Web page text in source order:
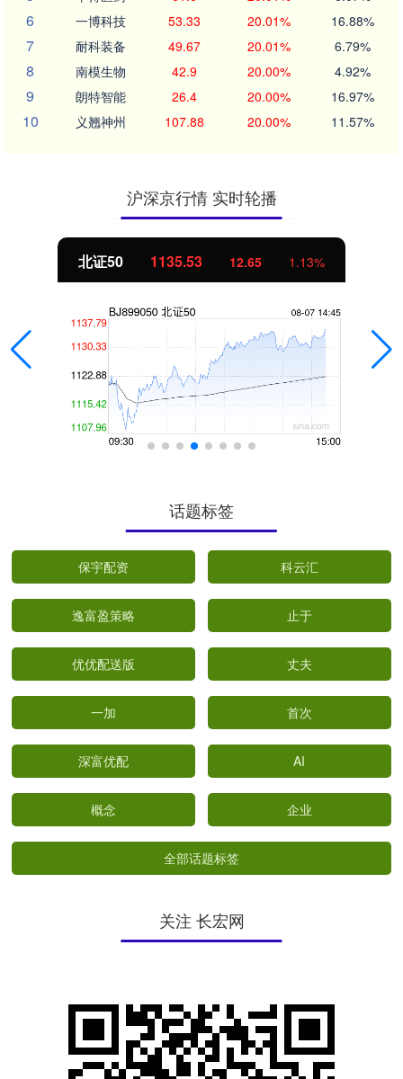
6 一博科技 53.33 20.01% 16.88%
7 耐科装备 49.67 20.01% 6.79%
8 南模生物 42.9 20.00% 4.92%
9 朗特智能 26.4 20.00% 16.97%
10 义翘神州 107.88 20.00% 11.57%
沪深京行情 实时轮播
北证50 1135.53 12.65 1.13%
话题标签
保宇配资 科云汇
逸富盈策略 止于
优优配送版 丈夫
一加 首次
深富优配 AI
概念 企业
全部话题标签
关注 长宏网